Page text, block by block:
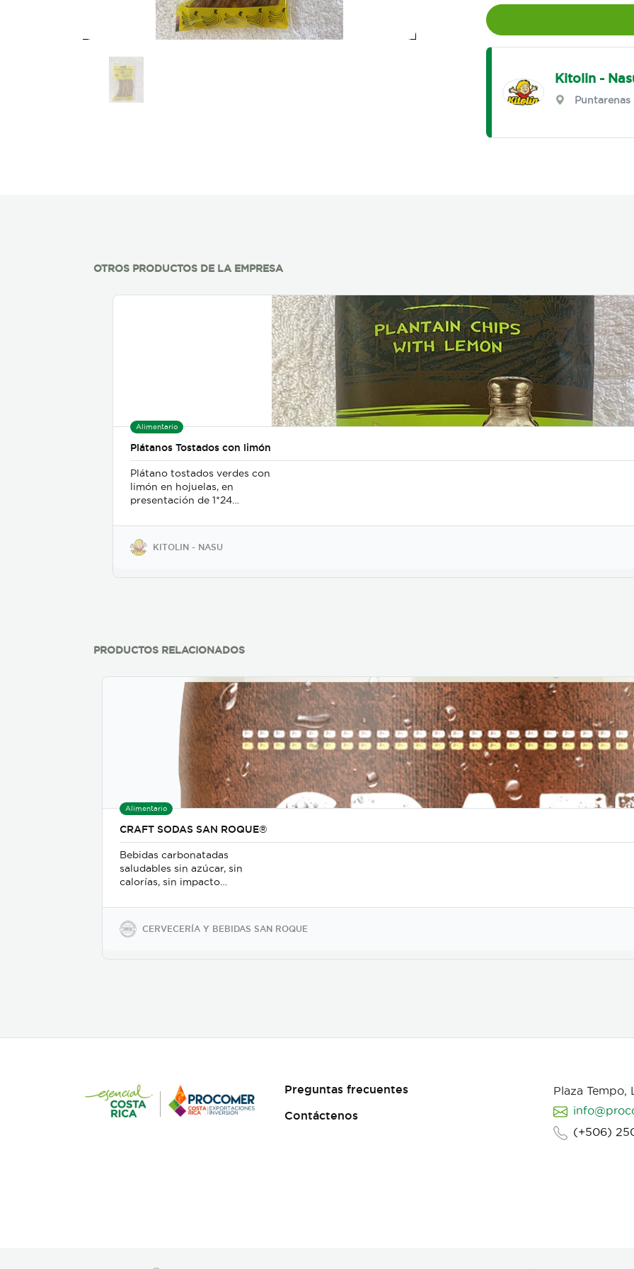
Kitolin -
Puntarenas
OTROS PRODUCTOS DE LA EMPRESA
Alimentario
Plátanos Tostados con limón
Plátano tostados verdes con
limón en hojuelas, en
presentación de 1*24
KITOLIN - NASU
PRODUCTOS RELACIONADOS
Alimentario
CRAFT SODAS SAN ROQUE®
Bebidas carbonatadas
saludables sin azúcar, sin
calorías, sin impacto
sodio y soya, keto-friendly y
veganas en presentaciones
de 350ml en vidrio, 500ml y
CERVECERÍA Y BEBIDAS SAN ROQUE
Preguntas frecuentes
Contáctenos
Plaza Tempo,
(+506)